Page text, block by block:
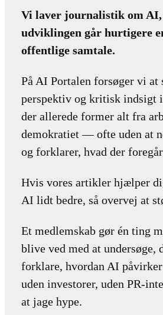
Vi laver journalistik om
udviklingen går hurtigere
offentlige samtale.
På AI Portalen forsøger vi at
perspektiv og kritisk indsigt
der allerede former alt fra
demokratiet — ofte uden at
og forklarer, hvad der
Hvis vores artikler hjælper
AI lidt bedre, så overvej at
Et medlemskab gør én ting
blive ved med at undersøge,
forklare, hvordan AI
uden investorer, uden PR-
at jage hype.